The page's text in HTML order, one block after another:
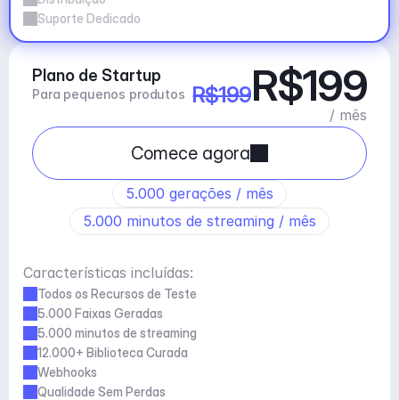
Suporte Dedicado
Plano de Startup
Para pequenos produtos R$199R$199
/ mês
Comece agora
5.000 gerações / mês
5.000 minutos de streaming / mês
Características incluídas:
Todos os Recursos de Teste
5.000 Faixas Geradas
5.000 minutos de streaming
12.000+ Biblioteca Curada
Webhooks
Qualidade Sem Perdas